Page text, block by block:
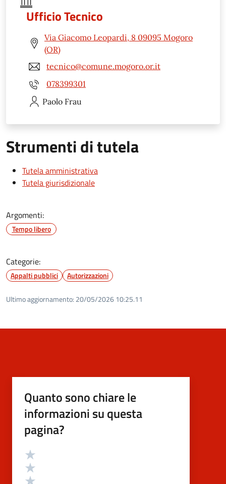
Ufficio Tecnico
Via Giacomo Leopardi, 8 09095 Mogoro
(OR)
tecnico@comune.mogoro.or.it
078399301
Paolo Frau
Strumenti di tutela
Tutela amministrativa
Tutela giurisdizionale
Argomenti:
Tempo libero
Categorie:
Appalti pubblici Autorizzazioni
Ultimo aggiornamento: 20/05/2026 10:25.11
Quanto sono chiare le
informazioni su questa
pagina?
Valutazione